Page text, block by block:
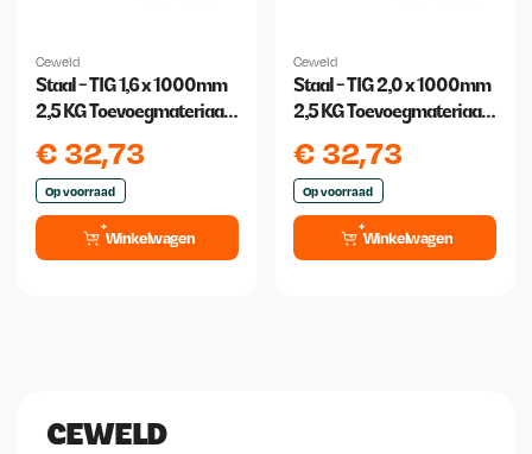
Ceweld
Staal - TIG 1,6 x 1000mm
2,5 KG Toevoegmateriaal
€ 32,73
Op voorraad
Winkelwagen
Ceweld
Staal - TIG 2,0 x 1000mm
2,5 KG Toevoegmateriaal
€ 32,73
Op voorraad
Winkelwagen
CEWELD